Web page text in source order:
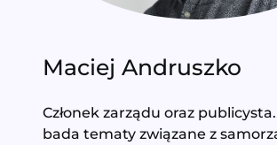
Maciej Andruszko
Członek zarządu oraz
bada tematy związane z